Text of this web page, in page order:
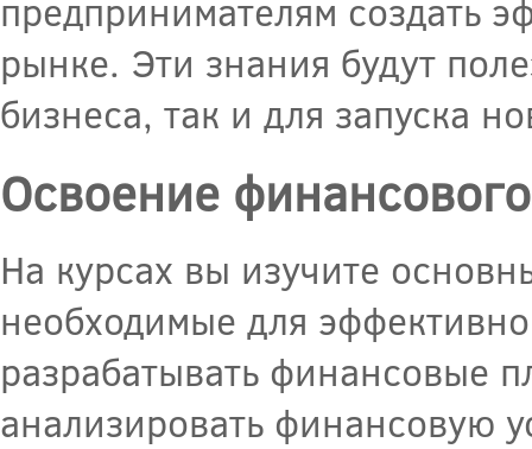
предпринимателям создать
рынке. Эти знания будут
бизнеса, так и для запуска
Освоение
На курсах вы изучите
необходимые для
разрабатывать финансовые
анализировать финансовую